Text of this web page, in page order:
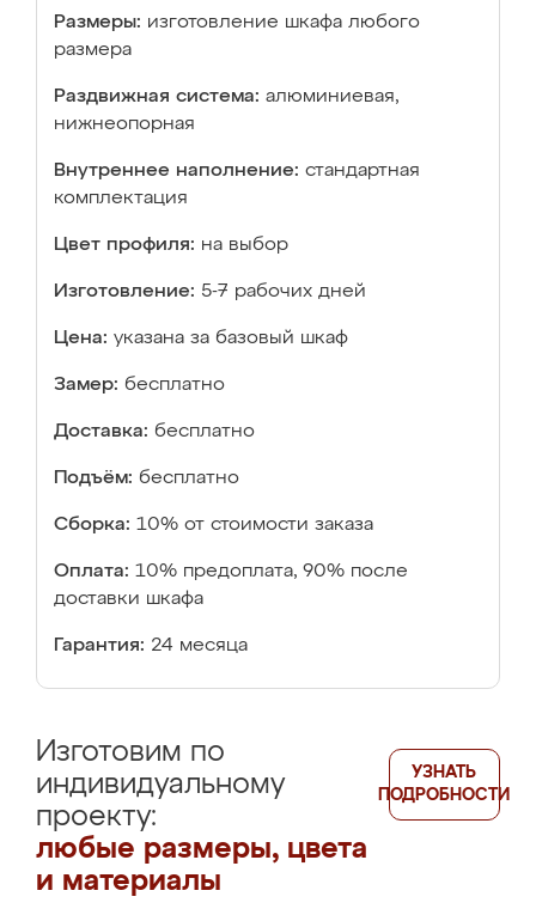
Размеры: изготовление шкафа любого
размера
Раздвижная система: алюминиевая,
нижнеопорная
Внутреннее наполнение: стандартная
комплектация
Цвет профиля: на выбор
Изготовление: 5-7 рабочих дней
Цена: указана за базовый шкаф
Замер: бесплатно
Доставка: бесплатно
Подъём: бесплатно
Сборка: 10% от стоимости заказа
Оплата: 10% предоплата, 90% после
доставки шкафа
Гарантия: 24 месяца
Изготовим по
индивидуальному
проекту:
любые размеры, цвета
и материалы
УЗНАТЬ
ПОДРОБНОСТИ